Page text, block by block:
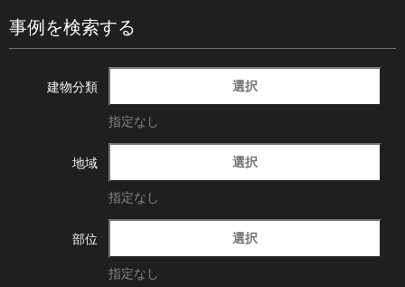
事例を検索する
建物分類 選択
指定なし
地域 選択
指定なし
部位 選択
指定なし